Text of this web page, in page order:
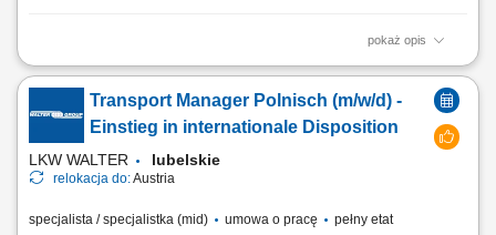
pokaż opis
ЗВАРЮВАЛЬНИКИ - зварювання напівавтоматом MAG 135 всі
позиції; СЛЮСАР – шліфування, зачистка зварних швів; МОНТАЖ –
уміння читати технічний рисунок; монтаж металоконструкцій;
ФАРБУВАЛЬНИК - фарбування пістолетом; ЕЛЕКТРИК -
МОНТАЖНИК - монтаж електроустановки.
Transport Manager Polnisch (m/w/d) -
Einstieg in internationale Disposition
LKW WALTER lubelskie
relokacja do:Austria
specjalista / specjalistka (mid) umowa o pracę pełny etat